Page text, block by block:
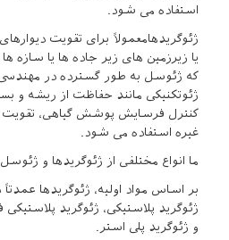
استفاده می شود.
ژئوگریدهامعمولاً برای تقویت
یا زیرزمین های زیر جاده ها یا سازه
که ژئوسل به طور گسترده در مهندسی
ژئوتکنیکی مانند حفاظت از ریشه و
کنترل فرسایش پوشش گیاهی، تقویت
غیره استفاده می شود.
ما انواع مختلفی از ژئوگریدها و
بر اساس مواد اولیه، ژئوگریدها
ژئوگرید پلاستیکی، ژئوگرید پلاستیکی
و ژئوگرید پلی استر.